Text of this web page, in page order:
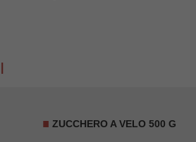
ZUCCHERO A VELO 500 G